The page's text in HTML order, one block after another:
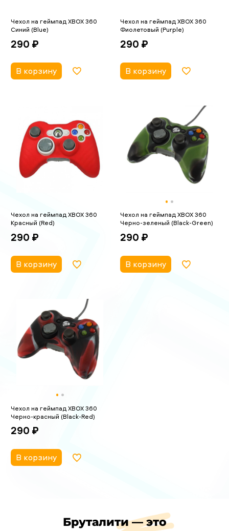
Чехол на геймпад XBOX 360
Синий (Blue)
290 ₽
В корзину
Чехол на геймпад XBOX 360
Фиолетовый (Purple)
290 ₽
В корзину
Чехол на геймпад XBOX 360
Красный (Red)
290 ₽
В корзину
Чехол на геймпад XBOX 360
Черно-зеленый (Black-Green)
290 ₽
В корзину
Чехол на геймпад XBOX 360
Черно-красный (Black-Red)
290 ₽
В корзину
Бруталити — это